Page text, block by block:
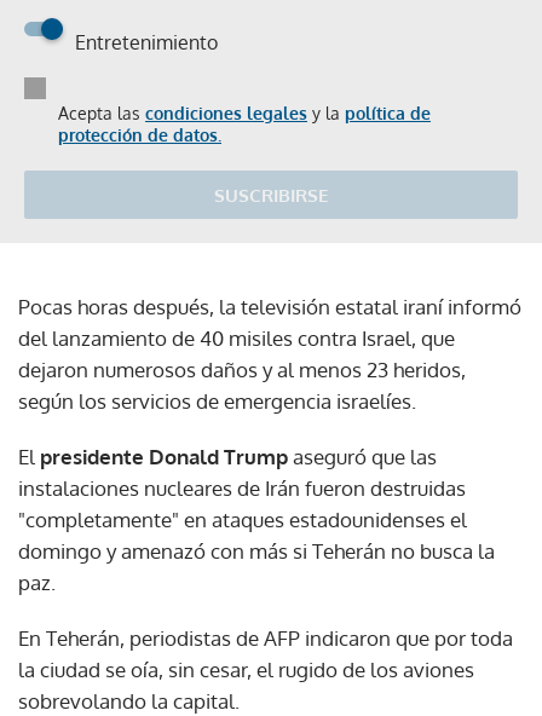
Entretenimiento
Acepta las condiciones legales y la política de
protección de datos.
SUSCRIBIRSE
Pocas horas después, la televisión estatal iraní informó
del lanzamiento de 40 misiles contra Israel, que
dejaron numerosos daños y al menos 23 heridos,
según los servicios de emergencia israelíes.
El presidente Donald Trumpaseguró que las
instalaciones nucleares de Irán fueron destruidas
"completamente" en ataques estadounidenses el
domingo y amenazó con más si Teherán no busca la
paz.
En Teherán, periodistas de AFP indicaron que por toda
la ciudad se oía, sin cesar, el rugido de los aviones
sobrevolando la capital.